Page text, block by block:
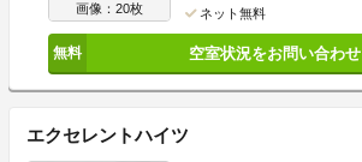
画像：20枚 ネット無料
空室状況をお問い合わせ
エクセレントハイツ